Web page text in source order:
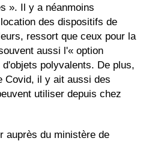
». Il y a néanmoins
des dispositifs de
ressort que ceux pour la
aussi l'« option
polyvalents. De plus,
Covid, il y ait aussi des
utiliser depuis chez
auprès du ministère de